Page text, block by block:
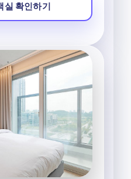
실 확인하기